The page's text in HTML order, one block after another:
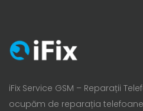
iFix Service GSM – Reparații
ocupăm de reparația